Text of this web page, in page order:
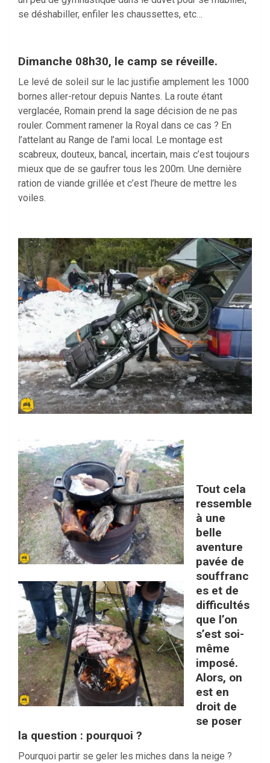
se déshabiller, enfiler les chaussettes, etc…
Dimanche 08h30, le camp se réveille.
Le levé de soleil sur le lac justifie amplement les 1000
bornes aller-retour depuis Nantes. La route étant
verglacée, Romain prend la sage décision de ne pas
rouler. Comment ramener la Royal dans ce cas ? En
l’attelant au Range de l’ami local. Le montage est
scabreux, douteux, bancal, incertain, mais c’est toujours
mieux que de se gaufrer tous les 200m. Une dernière
ration de viande grillée et c’est l’heure de mettre les
voiles.
Tout cela
ressemble
à une
belle
aventure
pavée de
souffranc
es et de
difficultés
que l’on
s’est soi-
même
imposé.
Alors, on
est en
droit de
se poser
la question : pourquoi ?
Pourquoi partir se geler les miches dans la neige ?